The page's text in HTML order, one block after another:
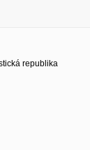
republika